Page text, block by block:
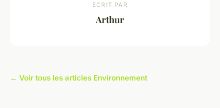
ECRIT PAR
Arthur
← Voir tous les articles Environnement